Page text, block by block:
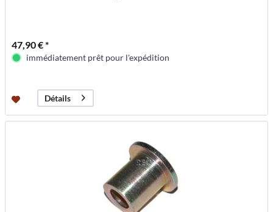
47,90 € *
immédiatement prêt pour l'expédition
Détails